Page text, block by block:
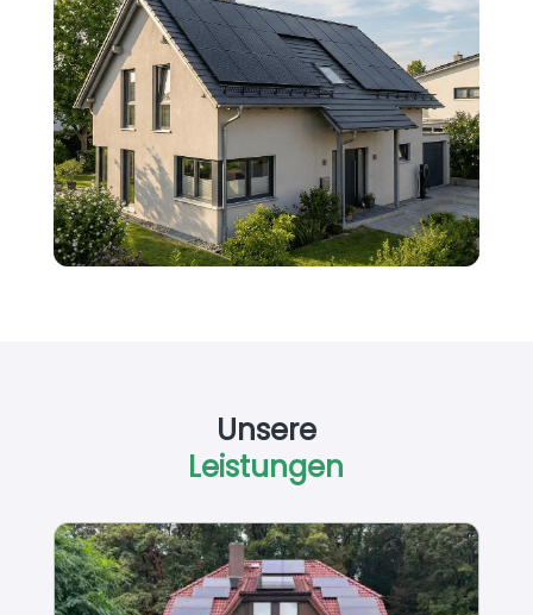
Unsere
Leistungen